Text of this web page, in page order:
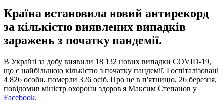
Країна встановила новий антирекорд
за кількістю виявлених випадків
заражень з початку пандемії.
В Україні за добу виявили 18 132 нових випадки COVID-19,
що є найбільшою кількістю з початку пандемії. Госпіталізовані
4 826 особи, померли 326 осіб. Про це в п'ятницю, 26 березня,
повідомив міністр охорони здоров'я Максим Степанов у
Facebook.